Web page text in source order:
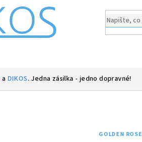
a DIKOS. Jedna zásilka - jedno dopravné!
GOLDEN ROSE